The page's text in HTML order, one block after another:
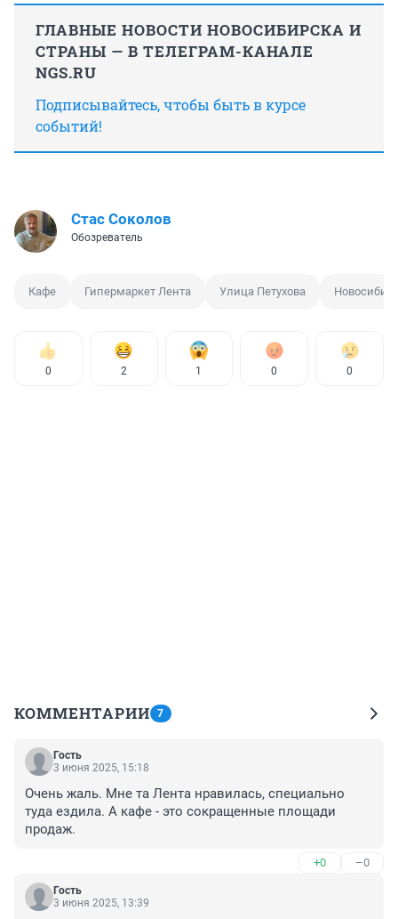
ГЛАВНЫЕ НОВОСТИ НОВОСИБИРСКА И
СТРАНЫ — В ТЕЛЕГРАМ-КАНАЛЕ
NGS.RU
Подписывайтесь, чтобы быть в курсе
событий!
Стас Соколов
Обозреватель
Кафе Гипермаркет Лента Улица Петухова
0 2 1 0 0
КОММЕНТАРИИ 7
Гость
3 июня 2025, 15:18
Очень жаль. Мне та Лента нравилась, специально
туда ездила. А кафе - это сокращенные площади
продаж.
+0 –0
Гость
3 июня 2025, 13:39